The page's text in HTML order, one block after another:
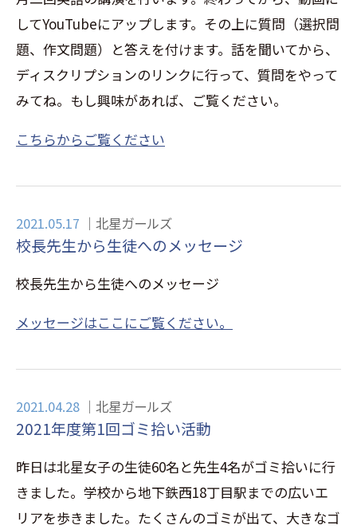
してYouTubeにアップします。その上に質問（選択問
題、作文問題）と答えを付けます。話を聞いてから、
ディスクリプションのリンクに行って、質問をやって
みてね。もし興味があれば、ご覧ください。
こちらからご覧ください
2021.05.17 北星ガールズ
校長先生から生徒へのメッセージ
校長先生から生徒へのメッセージ
メッセージはここにご覧ください。
2021.04.28 北星ガールズ
2021年度第1回ゴミ拾い活動
昨日は北星女子の生徒60名と先生4名がゴミ拾いに行
きました。学校から地下鉄西18丁目駅までの広いエ
リアを歩きました。たくさんのゴミが出て、大きなゴ